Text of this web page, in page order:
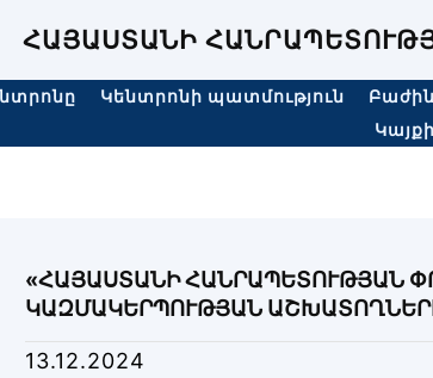
ՀԱՅԱՍՏԱՆԻ
Կենտրոնի պատմություն
«ՀԱՅԱՍՏԱՆԻ ՀԱՆՐԱՊԵՏՈՒԹՅԱՆ
ԿԱԶՄԱԿԵՐՊՈՒԹՅԱՆ
13.12.2024